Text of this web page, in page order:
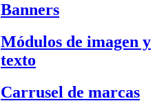
Banners
Módulos de imagen y
texto
Carrusel de marcas